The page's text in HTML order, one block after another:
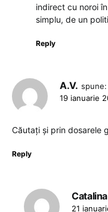
indirect cu noroi
simplu, de un
Reply
A.V. spune:
19 ianuarie
Căutați și prin dosarele
Reply
Catalina
21